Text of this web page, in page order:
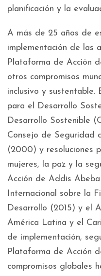
planificación y la
A más de 25 años de
implementación de las
Plataforma de Acción
otros compromisos
inclusivo y
para el Desarrollo
Desarrollo Sostenible
Consejo de Seguridad
(2000) y resoluciones
mujeres, la paz y la
Acción de Addis
Internacional sobre la
Desarrollo (2015) y el
América Latina y el
de implementación,
Plataforma de Acción
compromisos globales